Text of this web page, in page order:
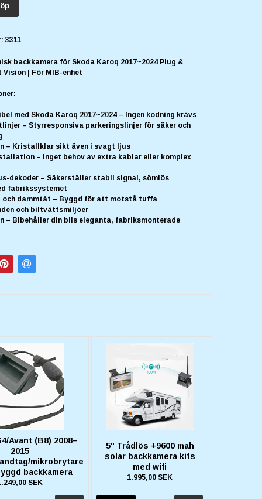
3311
backkamera för Skoda Karoq 2017~2024 Plug &
Vision | För MIB-enhet
med Skoda Karoq 2017~2024 – Ingen kodning krävs
– Styrresponsiva parkeringslinjer för säker och
– Kristallklar sikt även i svagt ljus
– Inget behov av extra kablar eller komplex
dekoder – Säkerställer stabil signal, sömlös
fabrikssystemet
och dammtät – Byggd för att motstå tuffa
och biltvättsmiljöer
– Bibehåller din bils eleganta, fabriksmonterade
Avant (B8) 2008–
2015
mikrobrytare
backkamera
SEK
5" Trådlös +9600 mah
solar backkamera kits
med wifi
1.995,00 SEK